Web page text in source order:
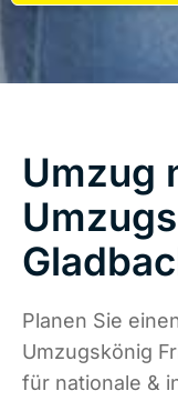
Umzug
Planen Sie
Umzugskönig
für nationale &